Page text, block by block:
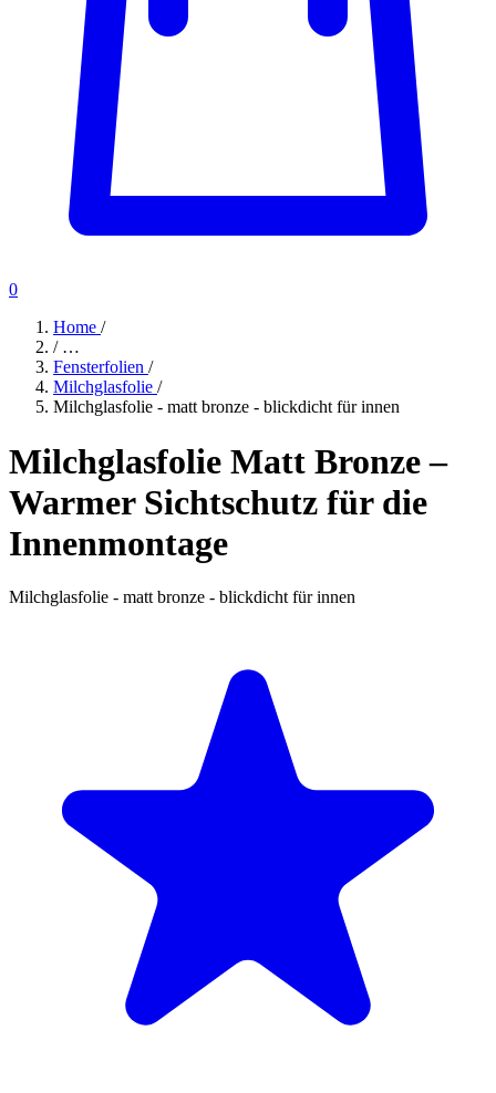
0
Home /
/ …
Fensterfolien /
Milchglasfolie /
Milchglasfolie - matt bronze - blickdicht für innen
Milchglasfolie Matt Bronze –
Warmer Sichtschutz für die
Innenmontage
Milchglasfolie - matt bronze - blickdicht für innen